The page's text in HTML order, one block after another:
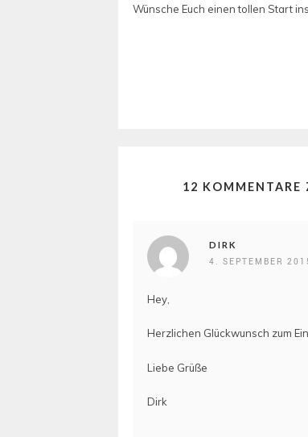
Wünsche Euch einen tollen Start
12 KOMMENTARE
DIRK
4. SEPTEMBER
Hey,
Herzlichen Glückwunsch zum
Liebe Grüße
Dirk